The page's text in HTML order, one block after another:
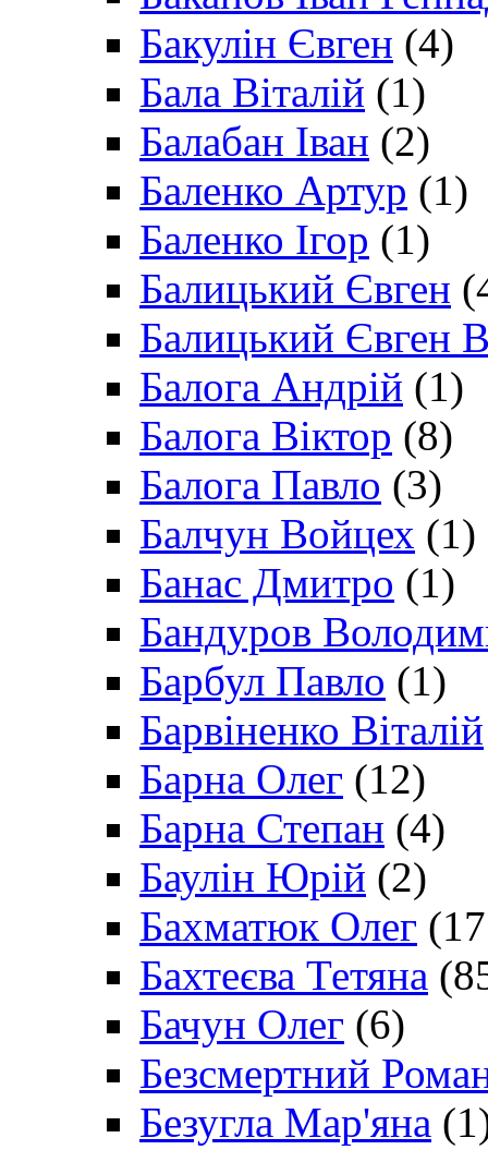
Бакулін Євген (4)
Бала Віталій (1)
Балабан Іван (2)
Баленко Артур (1)
Баленко Ігор (1)
Балицький Євген
Балицький Євген
Балога Андрій (1)
Балога Віктор (8)
Балога Павло (3)
Балчун Войцех (1)
Банас Дмитро (1)
Бандуров
Барбул Павло (1)
Барвіненко Віталій
Барна Олег (12)
Барна Степан (4)
Баулін Юрій (2)
Бахматюк Олег
Бахтеєва Тетяна
Бачун Олег (6)
Безсмертний
Безугла Мар'яна